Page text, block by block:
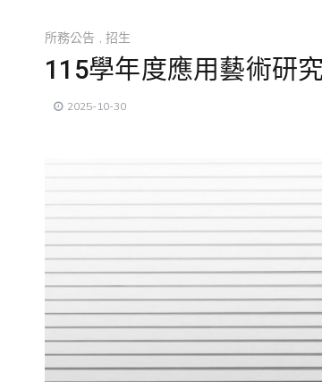
所務公告 招生
115學年度應用藝術研
2025-10-30